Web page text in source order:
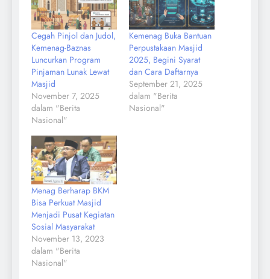
Cegah Pinjol dan Judol,
Kemenag-Baznas
Luncurkan Program
Pinjaman Lunak Lewat
Masjid
November 7, 2025
dalam "Berita
Nasional"
Kemenag Buka Bantuan
Perpustakaan Masjid
2025, Begini Syarat
dan Cara Daftarnya
September 21, 2025
dalam "Berita
Nasional"
Menag Berharap BKM
Bisa Perkuat Masjid
Menjadi Pusat Kegiatan
Sosial Masyarakat
November 13, 2023
dalam "Berita
Nasional"